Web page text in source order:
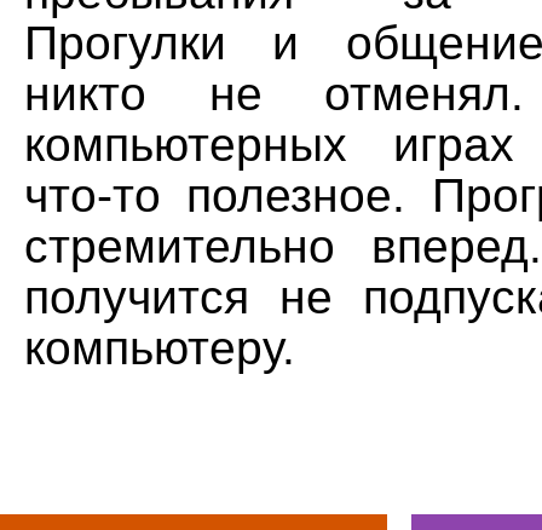
Прогулки и
никто не
компьютерных
что-то полезное.
стремительно
получится не
компьютеру.